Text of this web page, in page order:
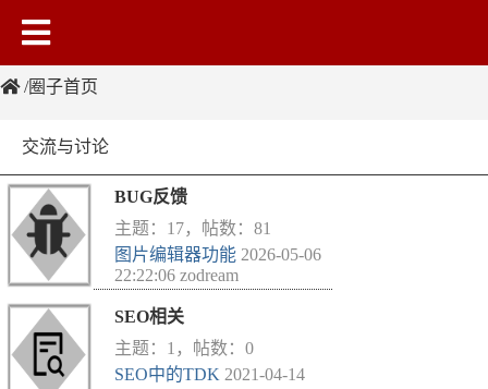
圈子首页
交流与讨论
BUG反馈
主题：17，帖数：81
图片编辑器功能 2026-05-06
22:22:06 zodream
SEO相关
主题：1，帖数：0
SEO中的TDK 2021-04-14